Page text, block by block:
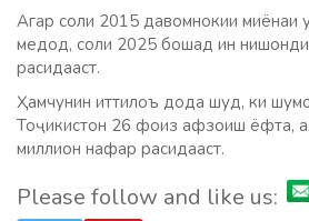
Агар соли 2015 давомнокии миёнаи
медод, соли 2025 бошад ин
расидааст.
Ҳамчунин иттилоъ дода шуд, ки
Тоҷикистон 26 фоиз афзоиш ёфта,
миллион нафар расидааст.
Please follow and like us: